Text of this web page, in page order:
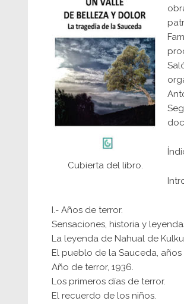
Cubierta del libro.
I.- Años de terror.
Sensaciones, historia y
La leyenda de Nahual de
El pueblo de la Sauceda, años
Año de terror, 1936.
Los primeros días de terror.
El recuerdo de los niños.